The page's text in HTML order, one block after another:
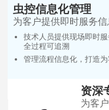
虫控信息化管理
为客户提供即时服务信
技术人员提供现场即时
全过程可追溯
管理流程信息化，打造
资深
为客